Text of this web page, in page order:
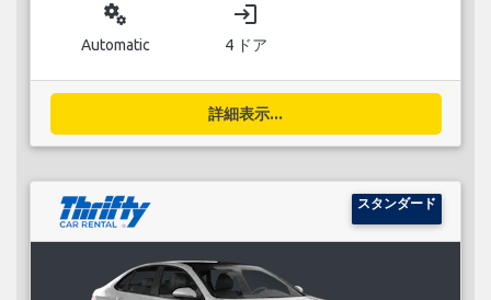
miscellaneous_services
Automatic
login
4 ドア
詳細表示...
スタンダード